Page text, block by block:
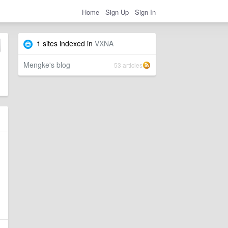
Home Sign Up Sign In
1 sites indexed in VXNA
Mengke's blog 53 articles